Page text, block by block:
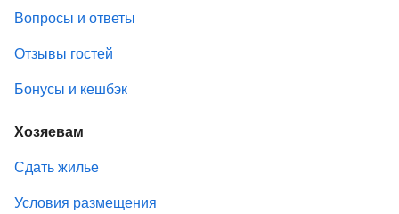
Вопросы и ответы
Отзывы гостей
Бонусы и кешбэк
Хозяевам
Сдать жилье
Условия размещения